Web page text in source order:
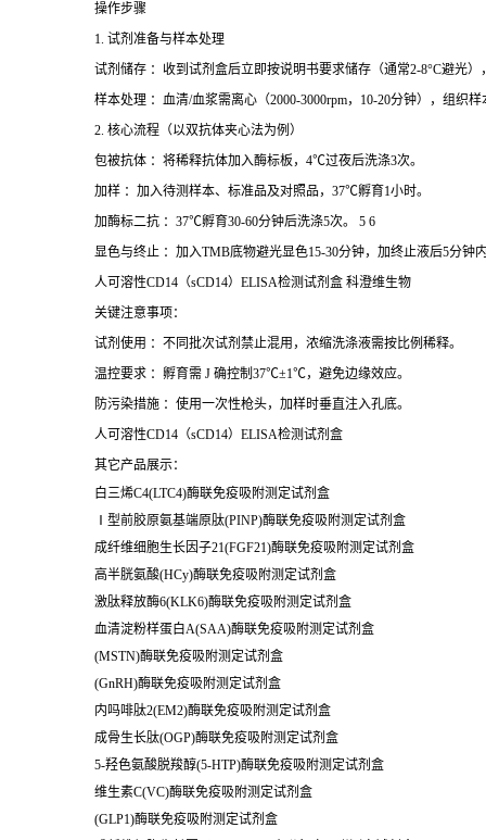
操作步骤
1. 试剂准备与样本处理
试剂储存 ：收到试剂盒后立即按说明书要求储存（通常2-8°C避光
样本处理 ：血清/血浆需离心（2000-3000rpm，10-20分钟），组织
2. 核心流程（以双抗体夹心法为例）
包被抗体 ：将稀释抗体加入酶标板，4℃过夜后洗涤3次。
加样 ：加入待测样本、标准品及对照品，37℃孵育1小时。
加酶标二抗 ：37℃孵育30-60分钟后洗涤5次。 5 6
显色与终止 ：加入TMB底物避光显色15-30分钟，加终止液后5分钟
人可溶性CD14（sCD14）ELISA检测试剂盒 科澄维生物
关键注意事项：
试剂使用 ：不同批次试剂禁止混用，浓缩洗涤液需按比例稀释。
温控要求 ：孵育需 J 确控制37℃±1℃，避免边缘效应。
防污染措施 ：使用一次性枪头，加样时垂直注入孔底。
人可溶性CD14（sCD14）ELISA检测试剂盒
其它产品展示：
白三烯C4(LTC4)酶联免疫吸附测定试剂盒
Ⅰ型前胶原氨基端原肽(PINP)酶联免疫吸附测定试剂盒
成纤维细胞生长因子21(FGF21)酶联免疫吸附测定试剂盒
高半胱氨酸(HCy)酶联免疫吸附测定试剂盒
激肽释放酶6(KLK6)酶联免疫吸附测定试剂盒
血清淀粉样蛋白A(SAA)酶联免疫吸附测定试剂盒
(MSTN)酶联免疫吸附测定试剂盒
(GnRH)酶联免疫吸附测定试剂盒
内吗啡肽2(EM2)酶联免疫吸附测定试剂盒
成骨生长肽(OGP)酶联免疫吸附测定试剂盒
5-羟色氨酸脱羧醇(5-HTP)酶联免疫吸附测定试剂盒
维生素C(VC)酶联免疫吸附测定试剂盒
(GLP1)酶联免疫吸附测定试剂盒